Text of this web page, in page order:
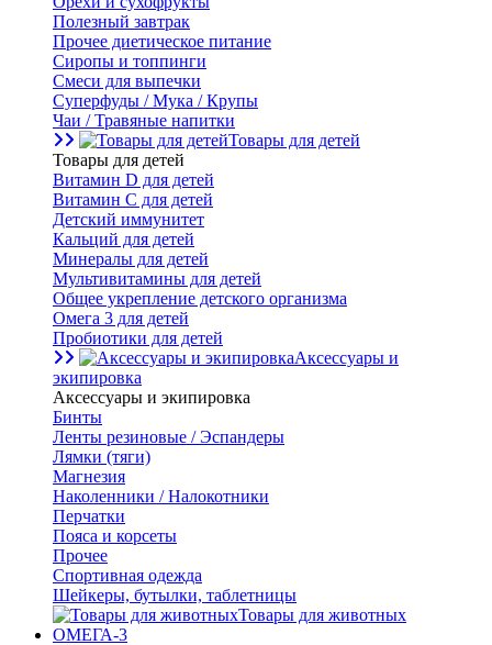
Полезный завтрак
Прочее диетическое питание
Сиропы и топпинги
Смеси для выпечки
Суперфуды / Мука / Крупы
Чаи / Травяные напитки
Товары для детей
Товары для детей
Витамин D для детей
Витамин С для детей
Детский иммунитет
Кальций для детей
Минералы для детей
Мультивитамины для детей
Общее укрепление детского организма
Омега 3 для детей
Пробиотики для детей
Аксессуары и
экипировка
Аксессуары и экипировка
Бинты
Ленты резиновые / Эспандеры
Лямки (тяги)
Магнезия
Наколенники / Налокотники
Перчатки
Пояса и корсеты
Прочее
Спортивная одежда
Шейкеры, бутылки, таблетницы
Товары для животных
ОМЕГА-3